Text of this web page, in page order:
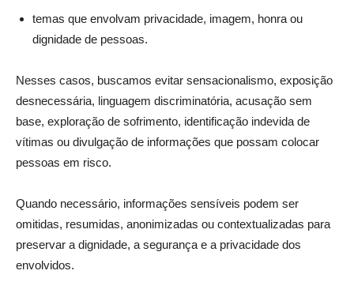
temas que envolvam privacidade, imagem, honra ou
dignidade de pessoas.
Nesses casos, buscamos evitar sensacionalismo, exposição
desnecessária, linguagem discriminatória, acusação sem
base, exploração de sofrimento, identificação indevida de
vítimas ou divulgação de informações que possam colocar
pessoas em risco.
Quando necessário, informações sensíveis podem ser
omitidas, resumidas, anonimizadas ou contextualizadas para
preservar a dignidade, a segurança e a privacidade dos
envolvidos.